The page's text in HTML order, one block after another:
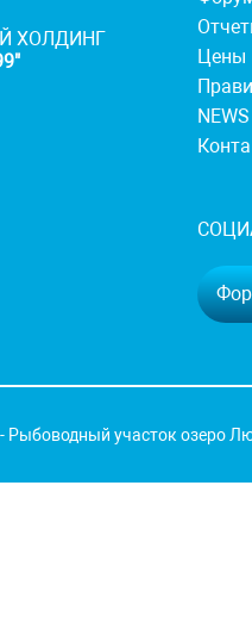
ХОЛДИНГ
Цены
NEWS
Рыбоводный участок озеро